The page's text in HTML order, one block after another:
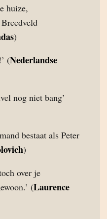
huize,
)
(Nederlandse
nog niet bang’
bestaat als Peter
)
over je
(Laurence